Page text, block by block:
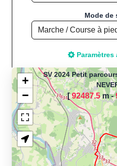
Mode de
Paramètres
pour
de votre
(Footing,
SV 2024 Petit
[92487.5m -
+
−